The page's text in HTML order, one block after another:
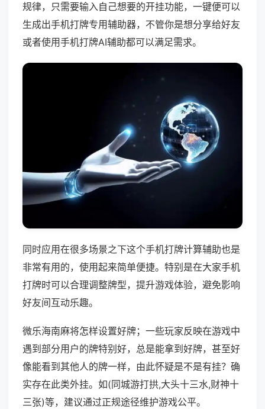
规律，只需要输入自己想要的开挂功能，一键便可以
生成出手机打牌专用辅助器，不管你是想分享给好友
或者使用手机打牌AI辅助都可以满足需求。
同时应用在很多场景之下这个手机打牌计算辅助也是
非常有用的，使用起来简单便捷。特别是在大家手机
打牌时可以合理调整牌型，提升游戏体验，避免影响
好友间互动乐趣。
微乐海南麻将怎样设置好牌；一些玩家反映在游戏中
遇到部分用户的牌特别好，总是能拿到好牌，甚至好
像能看到其他人的牌一样，由此怀疑是不是有挂？确
实存在此类外挂。如(同城游打拱,大头十三水,财神十
三张)等，建议通过正规途径维护游戏公平。